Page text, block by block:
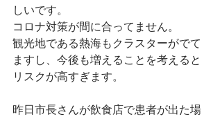
しいです。
コロナ対策が間に合ってません。
観光地である熱海もクラスターがでて
ますし、今後も増えることを考えると
リスクが高すぎます。
昨日市長さんが飲食店で患者が出た場